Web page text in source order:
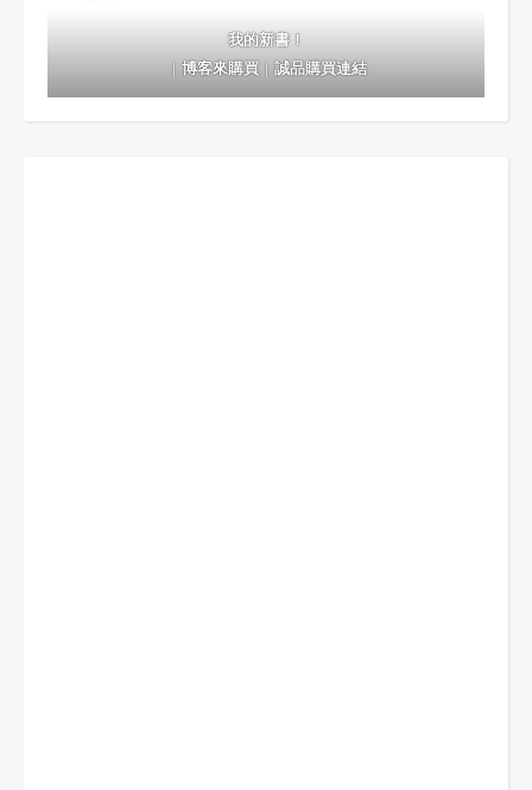
我的新書！
｜博客來購買｜誠品購買連結